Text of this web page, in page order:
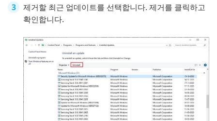
제거할 최근 업데이트를 선택합니다. 제거를 클릭하고
확인합니다.